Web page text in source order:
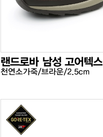
랜드로바 남성 고어텍스
천연소가죽/브라운/2.5cm